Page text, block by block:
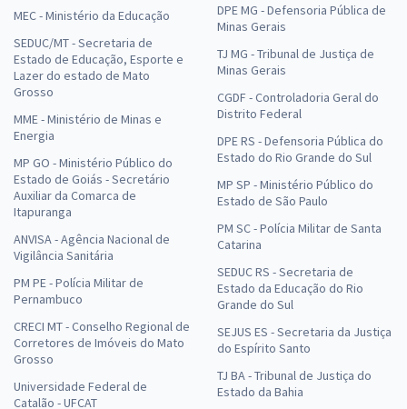
MEC - Ministério da Educação
SEDUC/MT - Secretaria de
Estado de Educação, Esporte e
Lazer do estado de Mato
Grosso
MME - Ministério de Minas e
Energia
MP GO - Ministério Público do
Estado de Goiás - Secretário
Auxiliar da Comarca de
Itapuranga
ANVISA - Agência Nacional de
Vigilância Sanitária
PM PE - Polícia Militar de
Pernambuco
CRECI MT - Conselho Regional de
Corretores de Imóveis do Mato
Grosso
Universidade Federal de
Catalão - UFCAT
DPE MG - Defensoria Pública de
Minas Gerais
TJ MG - Tribunal de Justiça de
Minas Gerais
CGDF - Controladoria Geral do
Distrito Federal
DPE RS - Defensoria Pública do
Estado do Rio Grande do Sul
MP SP - Ministério Público do
Estado de São Paulo
PM SC - Polícia Militar de Santa
Catarina
SEDUC RS - Secretaria de
Estado da Educação do Rio
Grande do Sul
SEJUS ES - Secretaria da Justiça
do Espírito Santo
TJ BA - Tribunal de Justiça do
Estado da Bahia